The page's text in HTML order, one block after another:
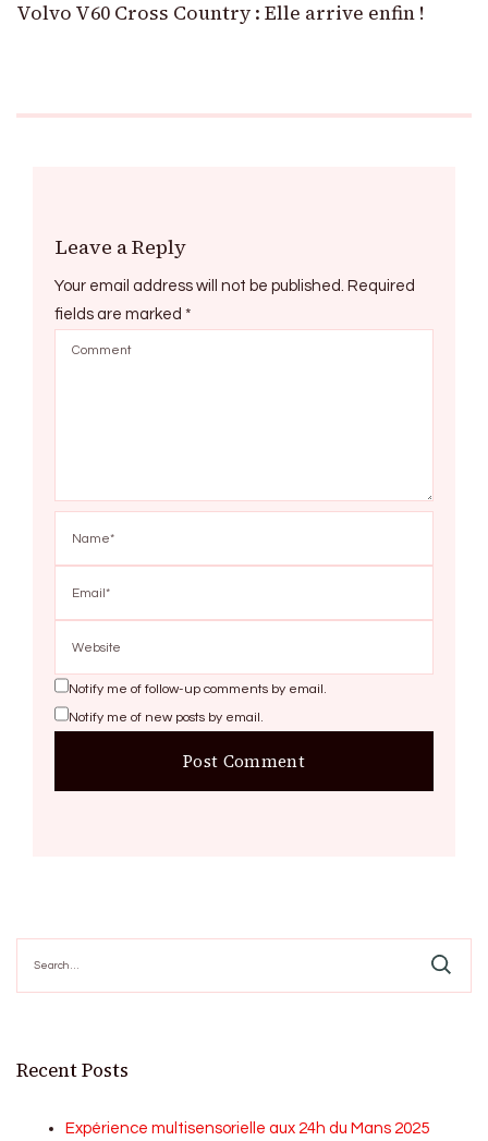
Volvo V60 Cross Country : Elle arrive enfin !
Leave a Reply
Your email address will not be published. Required
fields are marked *
Notify me of follow-up comments by email.
Notify me of new posts by email.
for:
Recent Posts
Expérience multisensorielle aux 24h du Mans 2025